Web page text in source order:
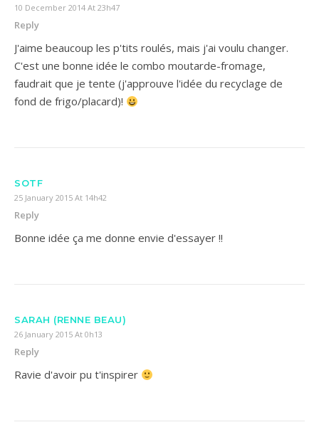
10 December 2014 At 23h47
Reply
J'aime beaucoup les p'tits roulés, mais j'ai voulu changer.
C'est une bonne idée le combo moutarde-fromage,
faudrait que je tente (j'approuve l'idée du recyclage de
fond de frigo/placard)!
SOTF
25 January 2015 At 14h42
Reply
Bonne idée ça me donne envie d'essayer !!
SARAH (RENNE BEAU)
26 January 2015 At 0h13
Reply
Ravie d'avoir pu t'inspirer